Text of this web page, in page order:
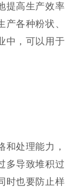
提高生产效率
各种粉状、
中，可以用于
处理能力，
多导致堆积过
时也要防止样